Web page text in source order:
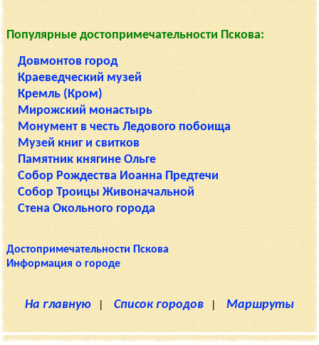
Популярные достопримечательности Пскова:
Довмонтов город
Краеведческий музей
Кремль (Кром)
Мирожский монастырь
Монумент в честь Ледового побоища
Музей книг и свитков
Памятник княгине Ольге
Собор Рождества Иоанна Предтечи
Собор Троицы Живоначальной
Стена Окольного города
Достопримечательности Пскова
Информация о городе
На главную | Список городов Маршруты